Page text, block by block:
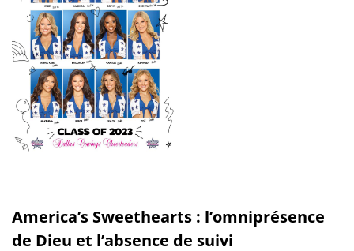
America’s Sweethearts : l’omniprésence
de Dieu et l’absence de suivi